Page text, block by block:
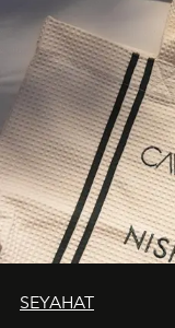
SEYAHAT